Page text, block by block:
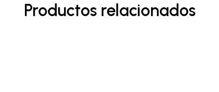
Productos relacionados